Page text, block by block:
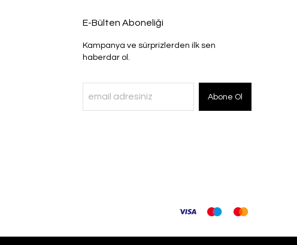
E-Bülten Aboneliği
Kampanya ve sürprizlerden ilk sen
haberdar ol.
Abone Ol